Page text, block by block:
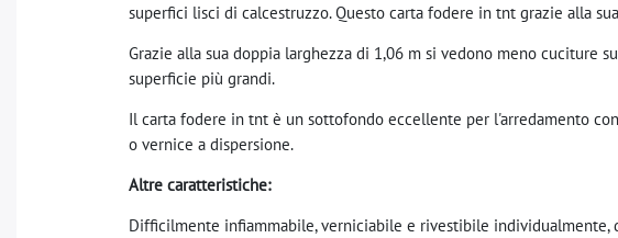
superfici lisci di calcestruzzo. Questo carta fodere in tnt grazie alla
Grazie alla sua doppia larghezza di 1,06 m si vedono meno cuciture
superficie più grandi.
Il carta fodere in tnt è un sottofondo eccellente per l'arredamento
o vernice a dispersione.
Altre caratteristiche:
Difficilmente infiammabile, verniciabile e rivestibile